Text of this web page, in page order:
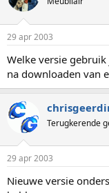
29 apr 2003
Welke versie
na downloaden van
Terugkerende
29 apr 2003
Nieuwe versie